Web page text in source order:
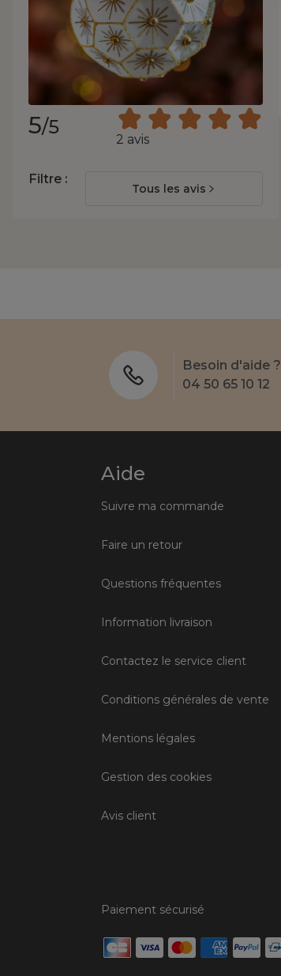
5/5
2 avis
Filtre :
Tous les avis
Besoin d'aide ?
04 50 65 10 12
Aide
Suivre ma commande
Faire un retour
Questions fréquentes
Information livraison
Contactez le service client
Conditions générales de vente
Mentions légales
Gestion des cookies
Avis client
Paiement sécurisé